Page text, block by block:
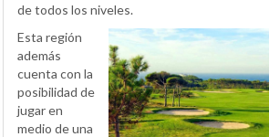
de todos los niveles.
Esta región
además
cuenta con la
posibilidad de
jugar en
medio de una